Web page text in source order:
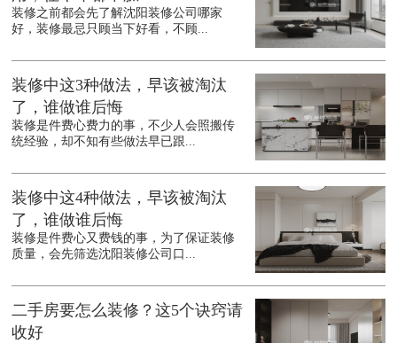
装修之前都会先了解沈阳装修公司哪家
好，装修最忌只顾当下好看，不顾...
装修中这3种做法，早该被淘汰
了，谁做谁后悔
装修是件费心费力的事，不少人会照搬传
统经验，却不知有些做法早已跟...
装修中这4种做法，早该被淘汰
了，谁做谁后悔
装修是件费心又费钱的事，为了保证装修
质量，会先筛选沈阳装修公司口...
二手房要怎么装修？这5个诀窍请
收好